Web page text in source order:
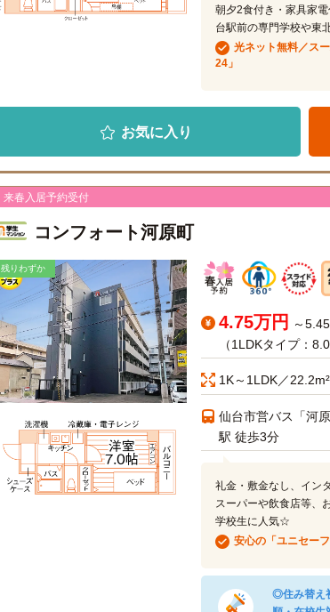
朝夕2食付き・家具家
台駅前の専門学校や東
光ネット無料／ス
24」
お気に入り
来春入居予約受付
コンフォート河原町
残りわずか
4.75万円
～
（1LDKタイプ：8.0
1K～1LDK／
仙台市営バス「河
駅 徒歩3分
礼金・敷金なし、イン
スーパーや飲食店等、
学校生に人気☆
安心の「ユニセー
◎住み替え